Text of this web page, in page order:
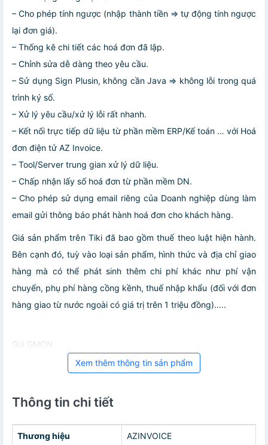
– Cho phép tính ngược (nhập thành tiền => tự động tính ngược
lại đơn giá).
– Thống kê chi tiết các hoá đơn đã lập.
– Chỉnh sửa dễ dàng theo yêu cầu.
– Sử dụng Sign Plusin, không cần Java => không lỗi trong quá
trình ký số.
– Xử lý yêu cầu/xử lý lỗi rất nhanh.
– Kết nối trực tiếp dữ liệu từ phần mềm ERP/Kế toán … với Hoá
đơn điện tử AZ Invoice.
– Tool/Server trung gian xử lý dữ liệu.
– Chấp nhận lấy số hoá đơn từ phần mềm DN.
– Cho phép sử dụng email riêng của Doanh nghiệp dùng làm
email gửi thông báo phát hành hoá đơn cho khách hàng.
Giá sản phẩm trên Tiki đã bao gồm thuế theo luật hiện hành.
Bên cạnh đó, tuỳ vào loại sản phẩm, hình thức và địa chỉ giao
hàng mà có thể phát sinh thêm chi phí khác như phí vận
chuyển, phụ phí hàng cồng kềnh, thuế nhập khẩu (đối với đơn
hàng giao từ nước ngoài có giá trị trên 1 triệu đồng).....
Giá GMON
Xem thêm thông tin sản phẩm
Thông tin chi tiết
Thương hiệu AZINVOICE